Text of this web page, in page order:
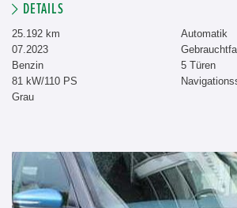
DETAILS
25.192 km
07.2023
Benzin
81 kW/110 PS
Grau
Automatik
5 Türen